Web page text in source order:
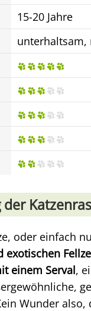
15-20 Jahre
unterhaltsam,
oder einfach
exotischen
einem Serval,
Wunder also,